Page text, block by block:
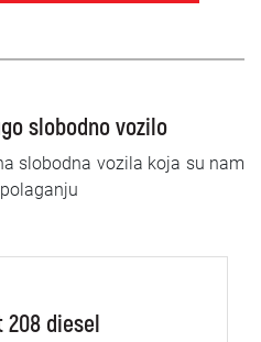
slobodno vozilo
slobodna vozila koja su nam
208 diesel